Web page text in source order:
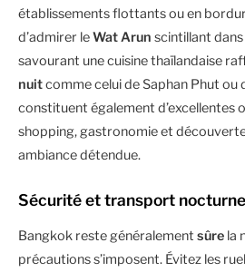
établissements flottants ou en
d’admirer leWat Arun scintillant
savourant une cuisine thaïlandaise
nuitcomme celui de Saphan Phut ou
constituent également d’excellentes
shopping, gastronomie et
ambiance détendue.
Sécurité et transport nocturne
Bangkok reste généralement sûre la
précautions s’imposent. Évitez les